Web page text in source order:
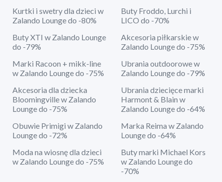
Kurtki i swetry dla dzieci w
Zalando Lounge do -80%
Buty Froddo, Lurchi i
LICO do -70%
Buty XTI w Zalando Lounge
do -79%
Akcesoria piłkarskie w
Zalando Lounge do -75%
Marki Racoon + mikk-line
w Zalando Lounge do -75%
Ubrania outdoorowe w
Zalando Lounge do -79%
Akcesoria dla dziecka
Bloomingville w Zalando
Lounge do -75%
Ubrania dziecięce marki
Harmont & Blain w
Zalando Lounge do -64%
Obuwie Primigi w Zalando
Lounge do -72%
Marka Reima w Zalando
Lounge do -64%
Moda na wiosnę dla dzieci
w Zalando Lounge do -75%
Buty marki Michael Kors
w Zalando Lounge do
-70%